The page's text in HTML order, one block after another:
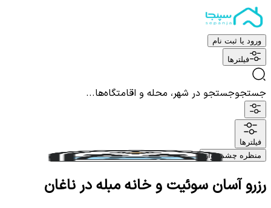
ورود یا ثبت نام
فیلترها
جستجوجستجو در شهر، محله و اقامتگاه‌ها...
فیلترها
منظره چشم نواز
رزرو آسان سوئیت و خانه مبله در ناغان